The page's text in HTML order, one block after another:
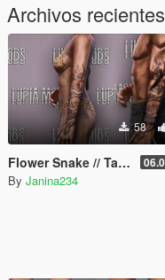
Archivos recientes
58
Flower Snake // Tattoo // Left Arm
By Janina234